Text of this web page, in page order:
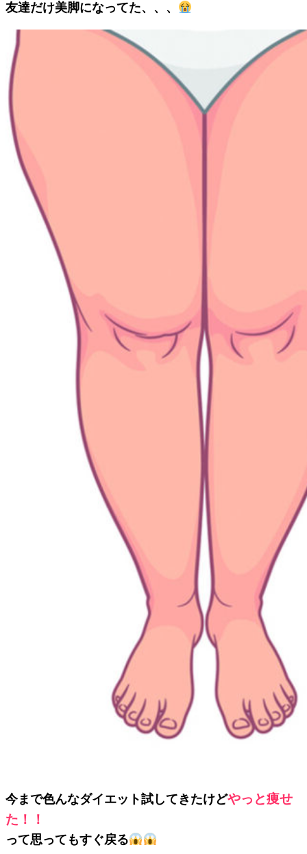
友達だけ美脚になってた、、、
今まで色んなダイエット試してきたけどやっと痩せ
た！！
って思ってもすぐ戻る